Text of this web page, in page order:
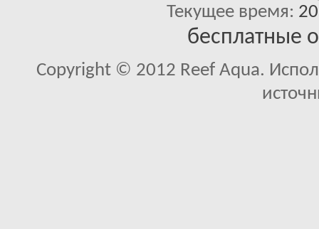
Текущее время:
бесплатные
Copyright © 2012 Reef Aqua.